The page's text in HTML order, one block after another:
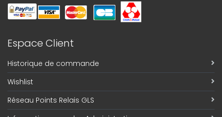
Espace Client
Historique de commande
Wishlist
Réseau Points Relais GLS